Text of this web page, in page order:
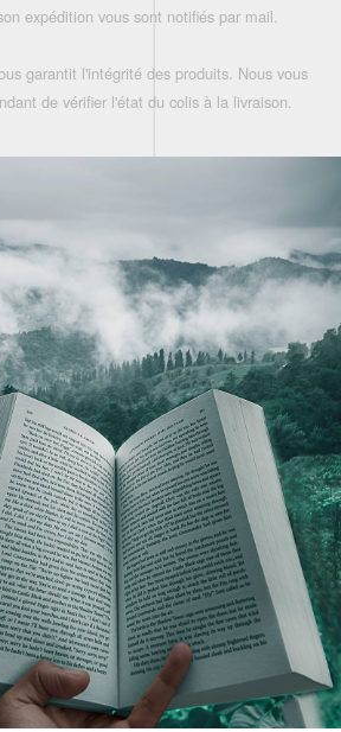
expédition vous sont notifiés par mail.
garantit l'intégrité des produits. Nous vous
de vérifier l'état du colis à la livraison.